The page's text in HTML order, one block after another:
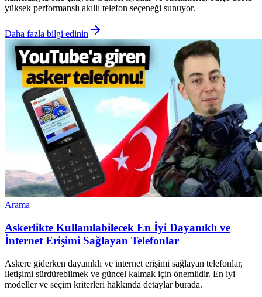
yüksek performanslı akıllı telefon seçeneği sunuyor.
Daha fazla bilgi edinin
Arama
Askerlikte Kullanılabilecek En İyi Dayanıklı ve
İnternet Erişimi Sağlayan Telefonlar
Askere giderken dayanıklı ve internet erişimi sağlayan telefonlar,
iletişimi sürdürebilmek ve güncel kalmak için önemlidir. En iyi
modeller ve seçim kriterleri hakkında detaylar burada.